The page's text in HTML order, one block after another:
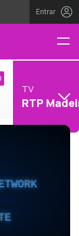
Entrar
TV
RTP